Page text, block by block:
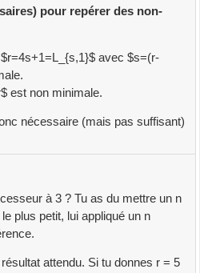
pour repérer des non-
avec $s=(r-
est non minimale.
nécessaire (mais pas suffisant)
à 3 ? Tu as du mettre un n
plus petit, lui appliqué un n
attendu. Si tu donnes r = 5